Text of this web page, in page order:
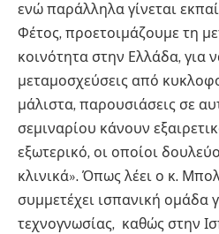
ενώ παράλληλα γίνεται
Φέτος, προετοιμάζουμε τη
κοινότητα στην Ελλάδα, για
μεταμοσχεύσεις από
μάλιστα, παρουσιάσεις σε
σεμιναρίου κάνουν
εξωτερικό, οι οποίοι
κλινικά». Όπως λέει ο κ.
συμμετέχει ισπανική ομάδα
τεχνογνωσίας, καθώς στην